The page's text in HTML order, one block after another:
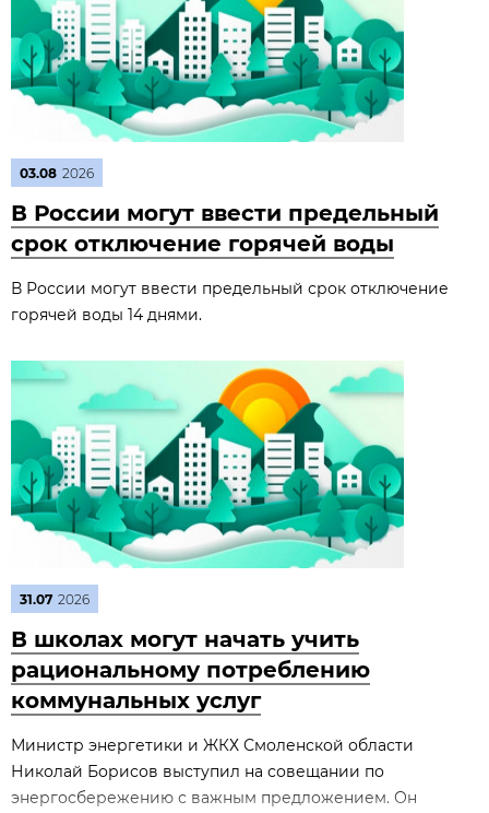
03.08 2026
В России могут ввести предельный
срок отключение горячей воды
В России могут ввести предельный срок отключение
горячей воды 14 днями.
31.07 2026
В школах могут начать учить
рациональному потреблению
коммунальных услуг
Министр энергетики и ЖКХ Смоленской области
Николай Борисов выступил на совещании по
энергосбережению с важным предложением. Он